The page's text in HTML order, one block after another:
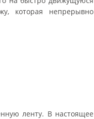
которая непрерывно
ленту. В настоящее